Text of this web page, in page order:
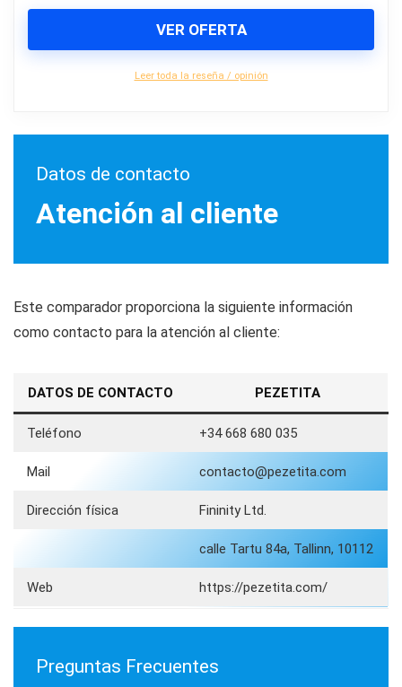
VER OFERTA
Leer toda la reseña / opinión
Datos de contacto
Atención al cliente
Este comparador proporciona la siguiente información
como contacto para la atención al cliente:
DATOS DE CONTACTO PEZETITA
Teléfono +34 668 680 035
Mail contacto@pezetita.com
Dirección física Fininity Ltd.
calle Tartu 84a, Tallinn, 10112
Web https://pezetita.com/
Preguntas Frecuentes